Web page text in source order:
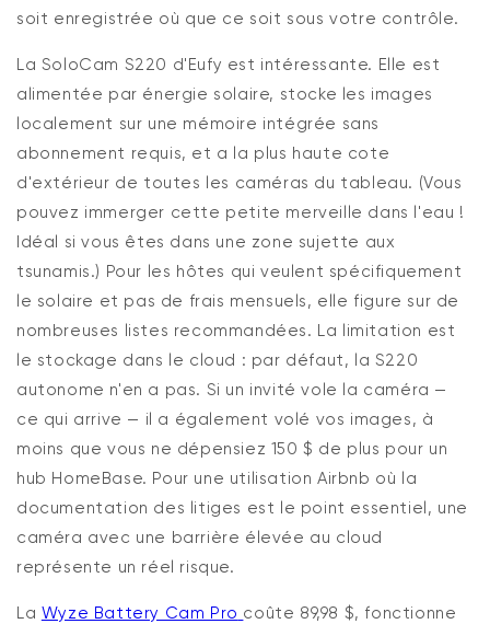
soit enregistrée où que ce soit sous votre contrôle.
La SoloCam S220 d'Eufy est intéressante. Elle est
alimentée par énergie solaire, stocke les images
localement sur une mémoire intégrée sans
abonnement requis, et a la plus haute cote
d'extérieur de toutes les caméras du tableau. (Vous
pouvez immerger cette petite merveille dans l'eau !
Idéal si vous êtes dans une zone sujette aux
tsunamis.) Pour les hôtes qui veulent spécifiquement
le solaire et pas de frais mensuels, elle figure sur de
nombreuses listes recommandées. La limitation est
le stockage dans le cloud : par défaut, la S220
autonome n'en a pas. Si un invité vole la caméra —
ce qui arrive — il a également volé vos images, à
moins que vous ne dépensiez 150 $ de plus pour un
hub HomeBase. Pour une utilisation Airbnb où la
documentation des litiges est le point essentiel, une
caméra avec une barrière élevée au cloud
représente un réel risque.
La Wyze Battery Cam Pro coûte 89,98 $, fonctionne